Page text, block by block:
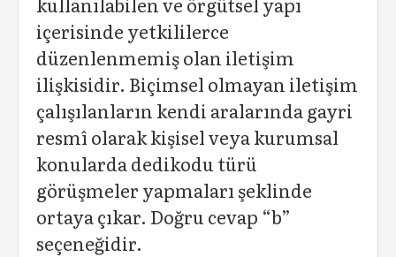
içerisinde yetkililerce
düzenlenmemiş olan iletişim
ilişkisidir. Biçimsel olmayan iletişim
çalışılanların kendi aralarında gayri
resmî olarak kişisel veya kurumsal
konularda dedikodu türü
görüşmeler yapmaları şeklinde
ortaya çıkar. Doğru cevap “b”
seçeneğidir.